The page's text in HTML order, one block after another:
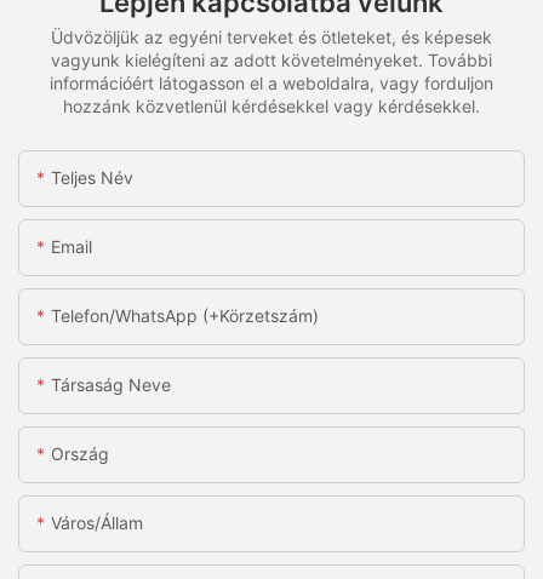
Üdvözöljük az egyéni terveket és ötleteket, és képesek
vagyunk kielégíteni az adott követelményeket. További
információért látogasson el a weboldalra, vagy forduljon
hozzánk közvetlenül kérdésekkel vagy kérdésekkel.
Teljes Név
Email
Telefon/WhatsApp (+körzetszám)
Társaság Neve
Ország
Város/állam